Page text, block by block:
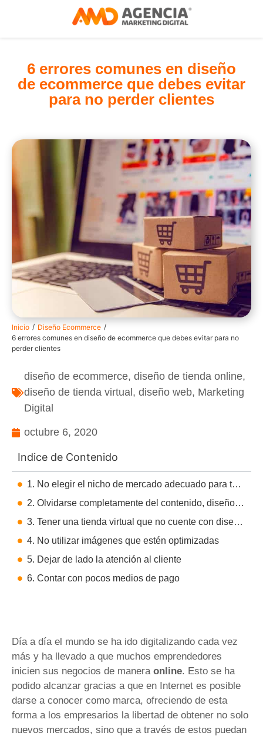
6 errores comunes en diseño
de ecommerce que debes evitar
para no perder clientes
Inicio / Diseño Ecommerce /
6 errores comunes en diseño de ecommerce que debes evitar para no
perder clientes
diseño de ecommerce, diseño de tienda online,
diseño de tienda virtual , diseño web, Marketing
Digital
octubre 6, 2020
Indice de Contenido
1. No elegir el nicho de mercado adecuado para tu producto
2. Olvidarse completamente del contenido, diseño y desarrollo web
3. Tener una tienda virtual que no cuente con diseño responsive
4. No utilizar imágenes que estén optimizadas
5. Dejar de lado la atención al cliente
6. Contar con pocos medios de pago
Día a día el mundo se ha ido digitalizando cada vez
más y ha llevado a que muchos emprendedores
inicien sus negocios de manera online. Esto se ha
podido alcanzar gracias a que en Internet es posible
darse a conocer como marca, ofreciendo de esta
forma a los empresarios la libertad de obtener no solo
nuevos mercados, sino que a través de estos puedan